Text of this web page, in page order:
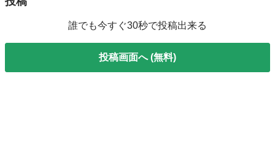
誰でも今すぐ30秒で投稿出来る
投稿画面へ (無料)